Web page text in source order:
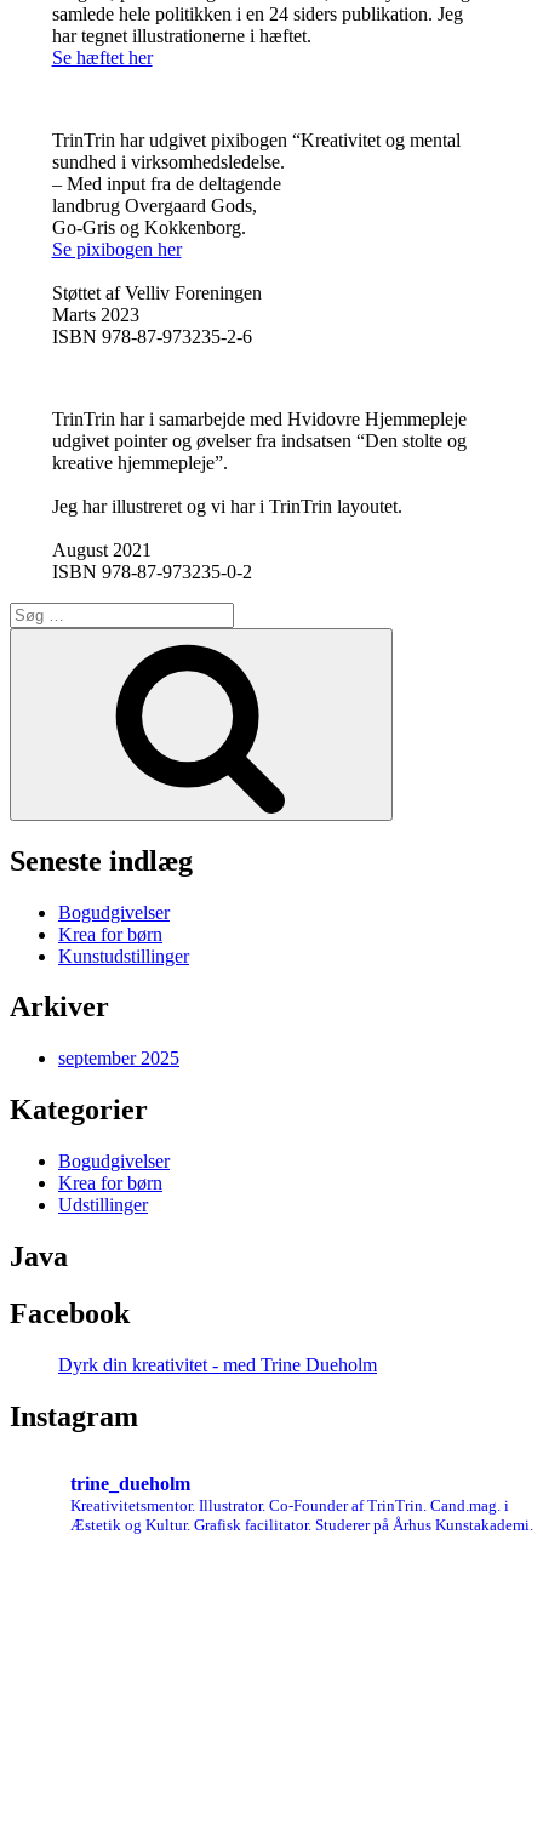
samlede hele politikken i en 24 siders publikation. Jeg
har tegnet illustrationerne i hæftet.
Se hæftet her
TrinTrin har udgivet pixibogen “Kreativitet og mental
sundhed i virksomhedsledelse.
– Med input fra de deltagende
landbrug Overgaard Gods,
Go-Gris og Kokkenborg.
Se pixibogen her
Støttet af Velliv Foreningen
Marts 2023
ISBN 978-87-973235-2-6
TrinTrin har i samarbejde med Hvidovre Hjemmepleje
udgivet pointer og øvelser fra indsatsen “Den stolte og
kreative hjemmepleje”.
Jeg har illustreret og vi har i TrinTrin layoutet.
August 2021
ISBN 978-87-973235-0-2
Søg
efter:
Seneste indlæg
Bogudgivelser
Krea for børn
Kunstudstillinger
Arkiver
september 2025
Kategorier
Bogudgivelser
Krea for børn
Udstillinger
Java
Facebook
Dyrk din kreativitet - med Trine Dueholm
Instagram
trine_dueholm
Kreativitetsmentor. Illustrator. Co-Founder af TrinTrin. Cand.mag. i
Æstetik og Kultur. Grafisk facilitator. Studerer på Århus Kunstakademi.